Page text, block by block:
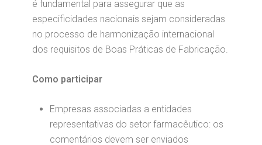
é fundamental para assegurar que as
especificidades nacionais sejam consideradas
no processo de harmonização internacional
dos requisitos de Boas Práticas de Fabricação.
Como participar
Empresas associadas a entidades
representativas do setor farmacêutico: os
comentários devem ser enviados